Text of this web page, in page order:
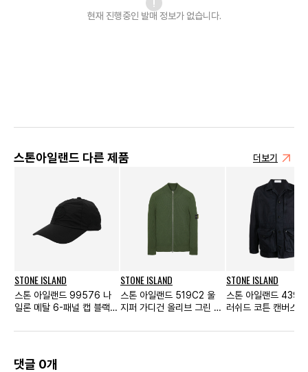
현재 진행중인 발매 정보가 없습니다.
스톤아일랜드 다른 제품 더보기
STONE ISLAND
스톤 아일랜드 99576 나
일론 메탈 6-패널 캡 블랙 -
STONE ISLAND
스톤 아일랜드 519C2 울
지퍼 가디건 올리브 그린 -
STONE ISLAND
스톤 아일랜드
러쉬드 코튼 캔버스
이비 블루 - 22SS
댓글 0개